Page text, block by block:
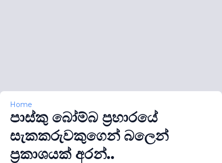
Home
පාස්කු බෝම්බ ප‍්‍රහාරයේ
සැකකරුවකුගෙන් බලෙන්
ප්‍රකාශයක් අරන්..